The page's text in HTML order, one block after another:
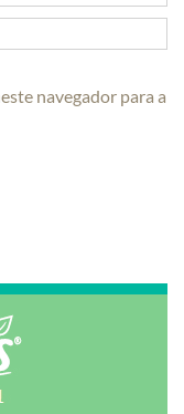
navegador para a